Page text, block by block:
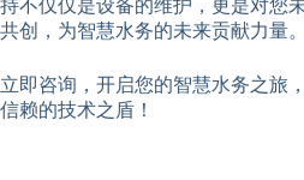
持不仅仅是设备的维护，更是对您
共创，为智慧水务的未来贡献力量。
立即咨询，开启您的智慧水务之旅
信赖的技术之盾！